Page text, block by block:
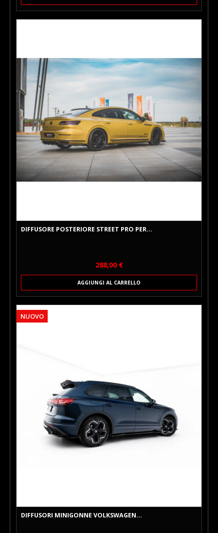
DIFFUSORE POSTERIORE STREET PRO PER...
Prezzo
288,00 €
AGGIUNGI AL CARRELLO
NUOVO
DIFFUSORI MINIGONNE VOLKSWAGEN...